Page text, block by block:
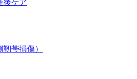
後ケア
帯損傷）